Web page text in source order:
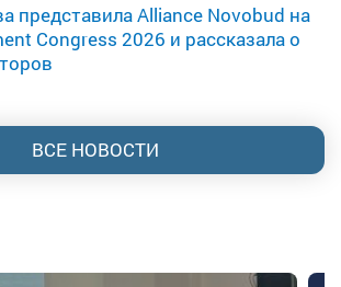
представила Alliance Novobud на
Congress 2026 и рассказала о
ВСЕ НОВОСТИ